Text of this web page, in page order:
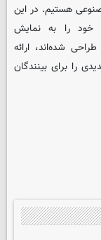
هستیم. در این
خود را به نمایش
شده‌اند، ارائه
را برای بینندگان